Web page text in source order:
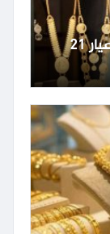
هبوط جديد يضرب الذهب في مصر.. عيار 21